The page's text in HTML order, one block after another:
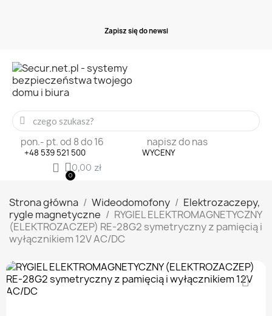
apiszs iędonewslet
+48 539 521 500
pon.- pt. od 8 do 16
WYCENY
napisz do nas
0,00 zł
Strona główna Wideodomofony
Elektrozaczepy,
rygle magnetyczne
RYGIEL ELEKTROMAGNETYCZNY
(ELEKTROZACZEP) RE-28G2 symetryczny z pamięcią i
wyłącznikiem 12V AC/DC